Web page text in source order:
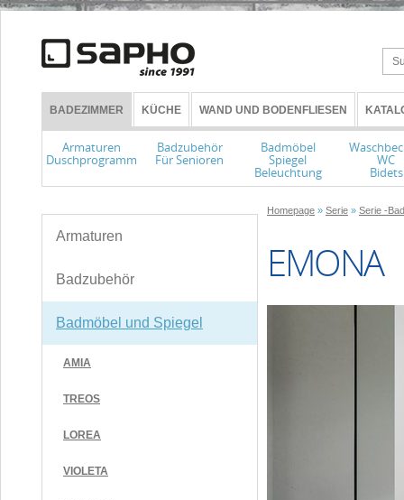
BADEZIMMER KÜCHE WAND UND BODENFLIESEN
Armaturen
Duschprogramm
Badzubehör
Für Senioren
Badmöbel
Spiegel
Beleuchtung
WC
Bidets
Armaturen
Badzubehör
Badmöbel und Spiegel
AMIA
TREOS
LOREA
VIOLETA
Homepage » Serie » Serie -
EMONA